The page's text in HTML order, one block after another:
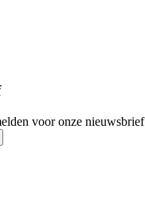
voor onze nieuwsbrief